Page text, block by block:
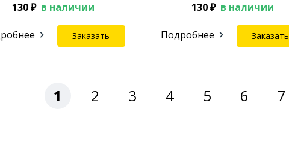
130 ₽ в наличии
Заказать
130 ₽ в наличии
Подробнее Заказать
1 2 3 4 5 6 7